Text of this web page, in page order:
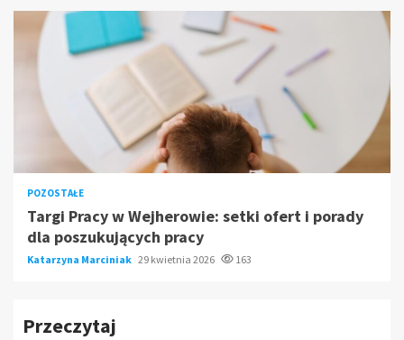
POZOSTAŁE
Targi Pracy w Wejherowie: setki ofert i porady
dla poszukujących pracy
Katarzyna Marciniak 29 kwietnia 2026 163
Przeczytaj